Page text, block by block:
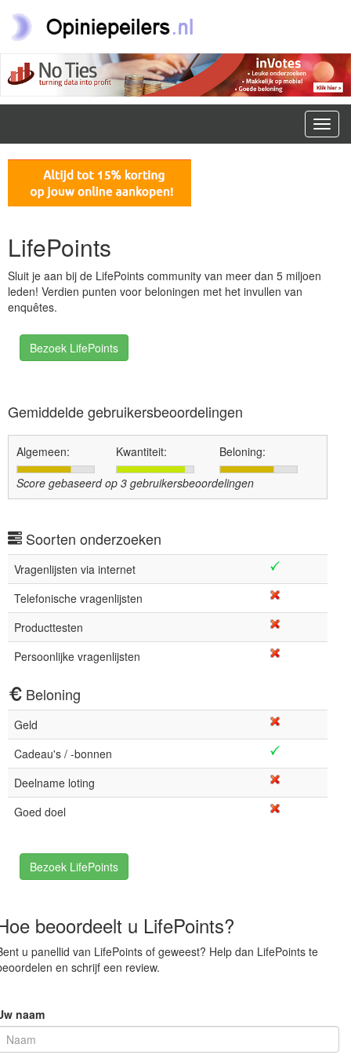
LifePoints
Sluit je aan bij de LifePoints community van meer dan 5 miljoen
leden! Verdien punten voor beloningen met het invullen van
enquêtes.
Bezoek LifePoints
Gemiddelde gebruikersbeoordelingen
Algemeen: Kwantiteit:
Beloning:
Score gebaseerd op 3 gebruikersbeoordelingen
Soorten onderzoeken
Vragenlijsten via internet
Telefonische vragenlijsten
Producttesten
Persoonlijke vragenlijsten
Beloning
Geld
Cadeau's / -bonnen
Deelname loting
Goed doel
Bezoek LifePoints
beoordeelt u LifePoints?
u panellid van LifePoints of geweest? Help dan LifePoints te
en schrijf een review.
naam